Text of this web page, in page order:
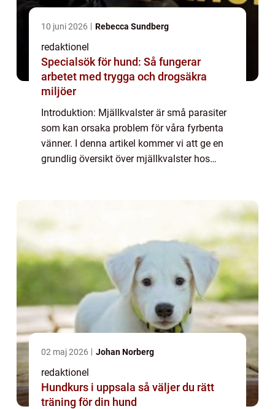
10 juni 2026 Rebecca Sundberg
redaktionel
Specialsök för hund: Så fungerar
arbetet med trygga och drogsäkra
miljöer
Introduktion: Mjällkvalster är små parasiter
som kan orsaka problem för våra fyrbenta
vänner. I denna artikel kommer vi att ge en
grundlig översikt över mjällkvalster hos
02 maj 2026 Johan Norberg
redaktionel
Hundkurs i uppsala så väljer du rätt
träning för din hund